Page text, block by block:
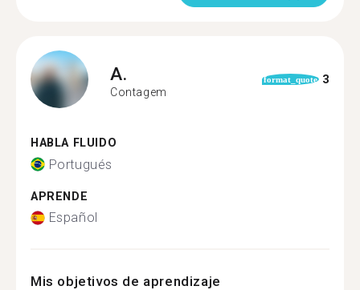
A.
Contagem
format_quote 3
HABLA FLUIDO
Portugués
APRENDE
Español
Mis objetivos de aprendizaje